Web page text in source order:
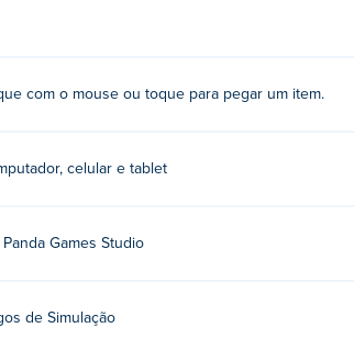
Yummy Waffle Ice Cream
com o mouse ou toque para pegar um item.
celular e tablet
Panda Games Studio
de Simulação